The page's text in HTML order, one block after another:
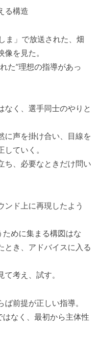
る構造
ま」で放送された、畑
を見た。
た”理想の指導があっ
なく、選手同士のやりと
に声を掛け合い、目線を
ていく。
ち、必要なときだけ問い
ンド上に再現したよう
ために集まる構図はな
とき、アドバイスに入る
考え、試す。
前提が正しい指導。
はなく、最初から主体性